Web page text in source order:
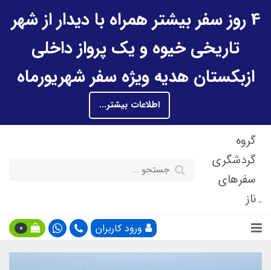
4 روز سفر بیشتر همراه با دیدار از شهر
تاریخی خیوه و یک پرواز داخلی
ازبکستان هدیه ویژه سفر شهریورماه
اطلاعات بیشتر...
گروه
گردشگری
سفرهای
ناز
ورود کاربران 0